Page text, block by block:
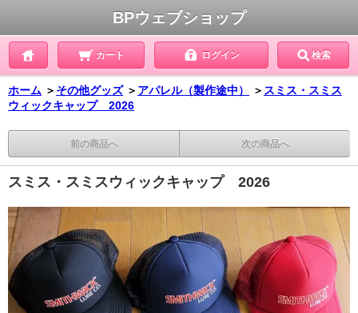
BPウェブショップ
カート ログイン 検索
ホーム ＞ その他グッズ ＞ アパレル（製作途中） ＞ スミス・スミス
ウィックキャップ 2026
前の商品へ 次の商品へ
スミス・スミスウィックキャップ 2026